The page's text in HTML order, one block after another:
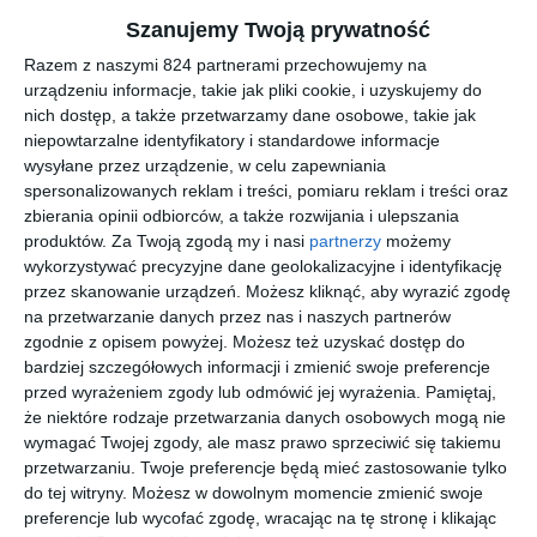
Szanujemy Twoją prywatność
Razem z naszymi 824 partnerami przechowujemy na
urządzeniu informacje, takie jak pliki cookie, i uzyskujemy do
nich dostęp, a także przetwarzamy dane osobowe, takie jak
niepowtarzalne identyfikatory i standardowe informacje
wysyłane przez urządzenie, w celu zapewniania
spersonalizowanych reklam i treści, pomiaru reklam i treści oraz
zbierania opinii odbiorców, a także rozwijania i ulepszania
produktów. Za Twoją zgodą my i nasi partnerzy możemy
wykorzystywać precyzyjne dane geolokalizacyjne i identyfikację
przez skanowanie urządzeń. Możesz kliknąć, aby wyrazić zgodę
na przetwarzanie danych przez nas i naszych partnerów
zgodnie z opisem powyżej. Możesz też uzyskać dostęp do
bardziej szczegółowych informacji i zmienić swoje preferencje
przed wyrażeniem zgody lub odmówić jej wyrażenia.
Pamiętaj,
że niektóre rodzaje przetwarzania danych osobowych mogą nie
wymagać Twojej zgody, ale masz prawo sprzeciwić się takiemu
przetwarzaniu. Twoje preferencje będą mieć zastosowanie tylko
do tej witryny. Możesz w dowolnym momencie zmienić swoje
preferencje lub wycofać zgodę, wracając na tę stronę i klikając
mózgu
[ książka ]
Gra
Anioła
Carlos Ruiz
Zafon
[ audiobook, e-book
]
Ostatni
sen
Pedro
Almodovar
[ książka, e-book ]
Odpływ
Aroa Moreno
Duran
Kształt
ruin
Juan Gabriel
Vasquez
[ e-book ]
Echeverri
Martin Caparrós
[ audiobook, e-book
Wściekłe
suki
Dahlia de la
Cerda
Diabeł z
prowincji
Juan Cardenas
[ książka, e-book ]
Nasza
część
nocy
Mariana
Enriquez